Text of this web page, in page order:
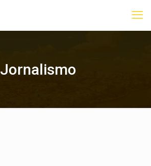
Jornalismo